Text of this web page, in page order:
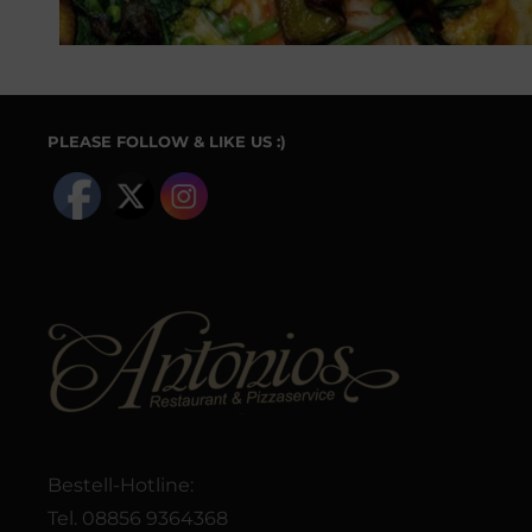
PLEASE FOLLOW & LIKE US :)
Bestell-Hotline:
Tel. 08856 9364368